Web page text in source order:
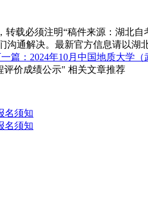
载必须注明“稿件来源：湖北自
通解决。最新官方信息请以湖
篇：2024年10月中国地质大学
评价成绩公示" 相关文章推荐
名须知
名须知